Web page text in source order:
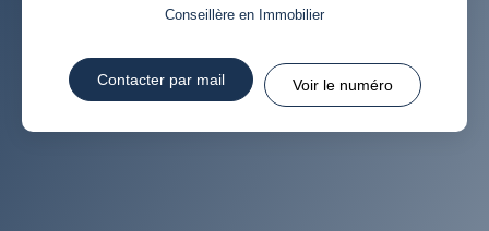
Conseillère en Immobilier
Contacter par mail Voir le numéro